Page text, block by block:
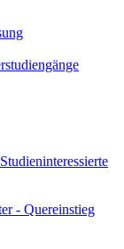
- Quereinstieg